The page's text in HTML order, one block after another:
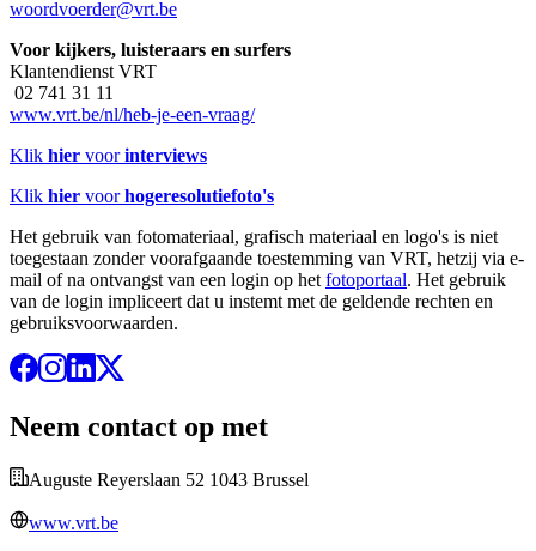
woordvoerder@vrt.be
Voor kijkers, luisteraars en surfers
Klantendienst VRT
02 741 31 11
www.vrt.be/nl/heb-je-een-vraag/
Klik hier voorinterviews
Klik hier voorhogeresolutiefoto's
Het gebruik van fotomateriaal, grafisch materiaal en logo's is niet
toegestaan zonder voorafgaande toestemming van VRT, hetzij via e-
mail of na ontvangst van een login op het fotoportaal. Het gebruik
van de login impliceert dat u instemt met de geldende rechten en
gebruiksvoorwaarden.
Neem contact op met
Auguste Reyerslaan 52 1043 Brussel
www.vrt.be